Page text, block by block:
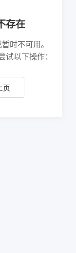
存在
时不可用。
以下操作：
页